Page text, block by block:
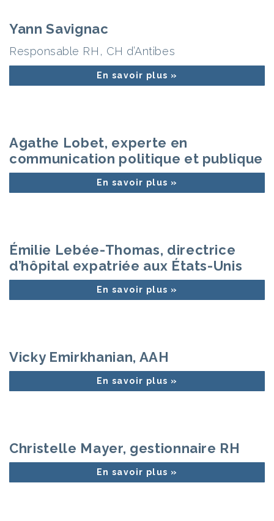
Yann Savignac
Responsable RH, CH d’Antibes
En savoir plus »
Agathe Lobet, experte en
communication politique et publique
En savoir plus »
Émilie Lebée-Thomas, directrice
d’hôpital expatriée aux États-Unis
En savoir plus »
Vicky Emirkhanian, AAH
En savoir plus »
Christelle Mayer, gestionnaire RH
En savoir plus »